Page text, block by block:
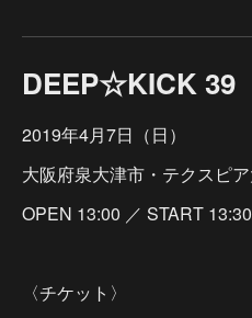
DEEP☆KICK 39
2019年4月7日（日）
大阪府泉大津市・テクスピ
OPEN 13:00 ／ START 13:30
〈チケット〉